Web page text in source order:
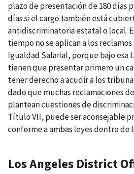
plazo de presentación de 180 días
días si el cargo también está
antidiscriminatoria estatal o local.
tiempo no se aplican a los
Igualdad Salarial, porque bajo esa
tienen que presentar primero un
tener derecho a acudir a los
dado que muchas reclamaciones
plantean cuestiones de
Título VII, puede ser aconsejable
conforme a ambas leyes dentro de
Los Angeles District